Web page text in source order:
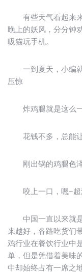
有些天气看起来来
晚上的妖风，分分钟
吸猫玩手机。
一到夏天，小编就
压惊
炸鸡腿就是这么
花钱不多，总能
刚出锅的鸡腿色泽
咬上一口，嗯~超
中国一直以来就是
来越好，各路吃货们
鸡行业在餐饮行业中
单，但是凭借着美味
中却始终占有一席之